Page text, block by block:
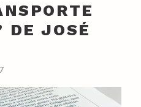
DE JOSÉ